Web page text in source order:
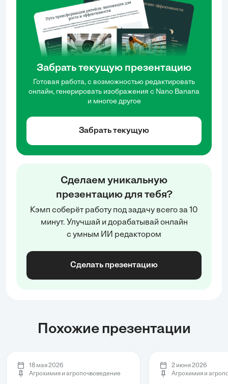
Забрать текущую презентацию
Готовая работа, с возможностью редактировать
онлайн, генерировать изображения с Nano Banana
и многое другое
Забрать текущую
Сделаем уникальную
презентацию для тебя?
Кэмп соберёт работу под задачу всего за 10
минут. Улучшай и дорабатывай онлайн
с умным ИИ редактором
Сделать презентацию
Похожие презентации
18 мая 2026
Агрохимия и агропочвоведение
2 июня 2026
Агрохимия и